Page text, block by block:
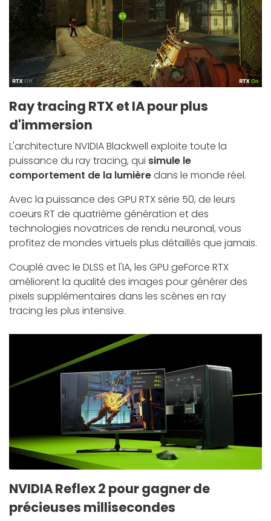
Ray tracing RTX et IA pour plus
d'immersion
L'architecture NVIDIA Blackwell exploite toute la
puissance du ray tracing, qui simule le
comportement de la lumièredans le monde réel.
Avec la puissance des GPU RTX série 50, de leurs
coeurs RT de quatrième génération et des
technologies novatrices de rendu neuronal, vous
profitez de mondes virtuels plus détaillés que jamais.
Couplé avec le DLSS et l'IA, les GPU geForce RTX
améliorent la qualité des images pour générer des
pixels supplémentaires dans les scènes en ray
tracing les plus intensive.
NVIDIA Reflex 2 pour gagner de
précieuses millisecondes